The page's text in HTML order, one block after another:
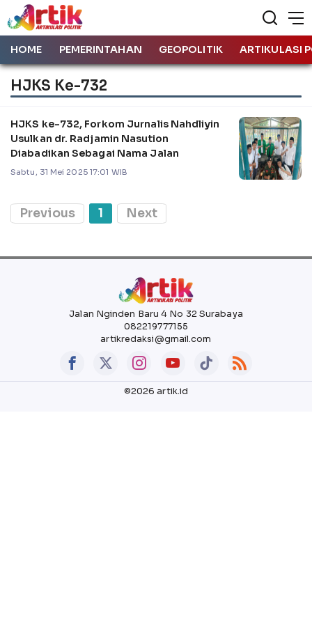
HOME PEMERINTAHAN GEOPOLITIK ARTIKULASI
HJKS Ke-732
HJKS ke-732, Forkom Jurnalis Nahdliyin
Usulkan dr. Radjamin Nasution
Diabadikan Sebagai Nama Jalan
Sabtu, 31 Mei 2025 17:01 WIB
Previous 1 Next
Jalan Nginden Baru 4 No 32 Surabaya
082219777155
artikredaksi@gmail.com
©2026 artik.id